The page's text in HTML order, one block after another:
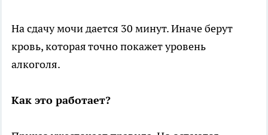
На сдачу мочи дается 30 минут. Иначе берут
кровь, которая точно покажет уровень
алкоголя.
Как это работает?